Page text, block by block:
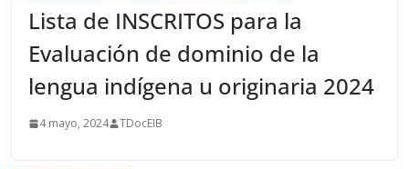
Lista de INSCRITOS para la
Evaluación de dominio de la
lengua indígena u originaria 2024
4 mayo, 2024 TDocEIB